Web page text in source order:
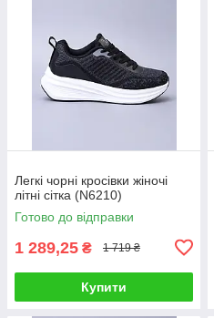
Легкі чорні кросівки жіночі
літні сітка (N6210)
Готово до відправки
1 289,25 ₴ 1 719 ₴
Купити